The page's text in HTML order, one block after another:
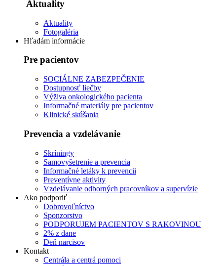
Aktuality
Aktuality
Fotogaléria
Hľadám informácie
Pre pacientov
SOCIÁLNE ZABEZPEČENIE
Dostupnosť liečby
Výživa onkologického pacienta
Informačné materiály pre pacientov
Klinické skúšania
Prevencia a vzdelávanie
Skríningy
Samovyšetrenie a prevencia
Informačné letáky k prevencii
Preventívne aktivity
Vzdelávanie odborných pracovníkov a supervízie
Ako podporiť
Dobrovoľníctvo
Sponzorstvo
PODPORUJEM PACIENTOV S RAKOVINOU
2% z dane
Deň narcisov
Kontakt
Centrála a centrá pomoci